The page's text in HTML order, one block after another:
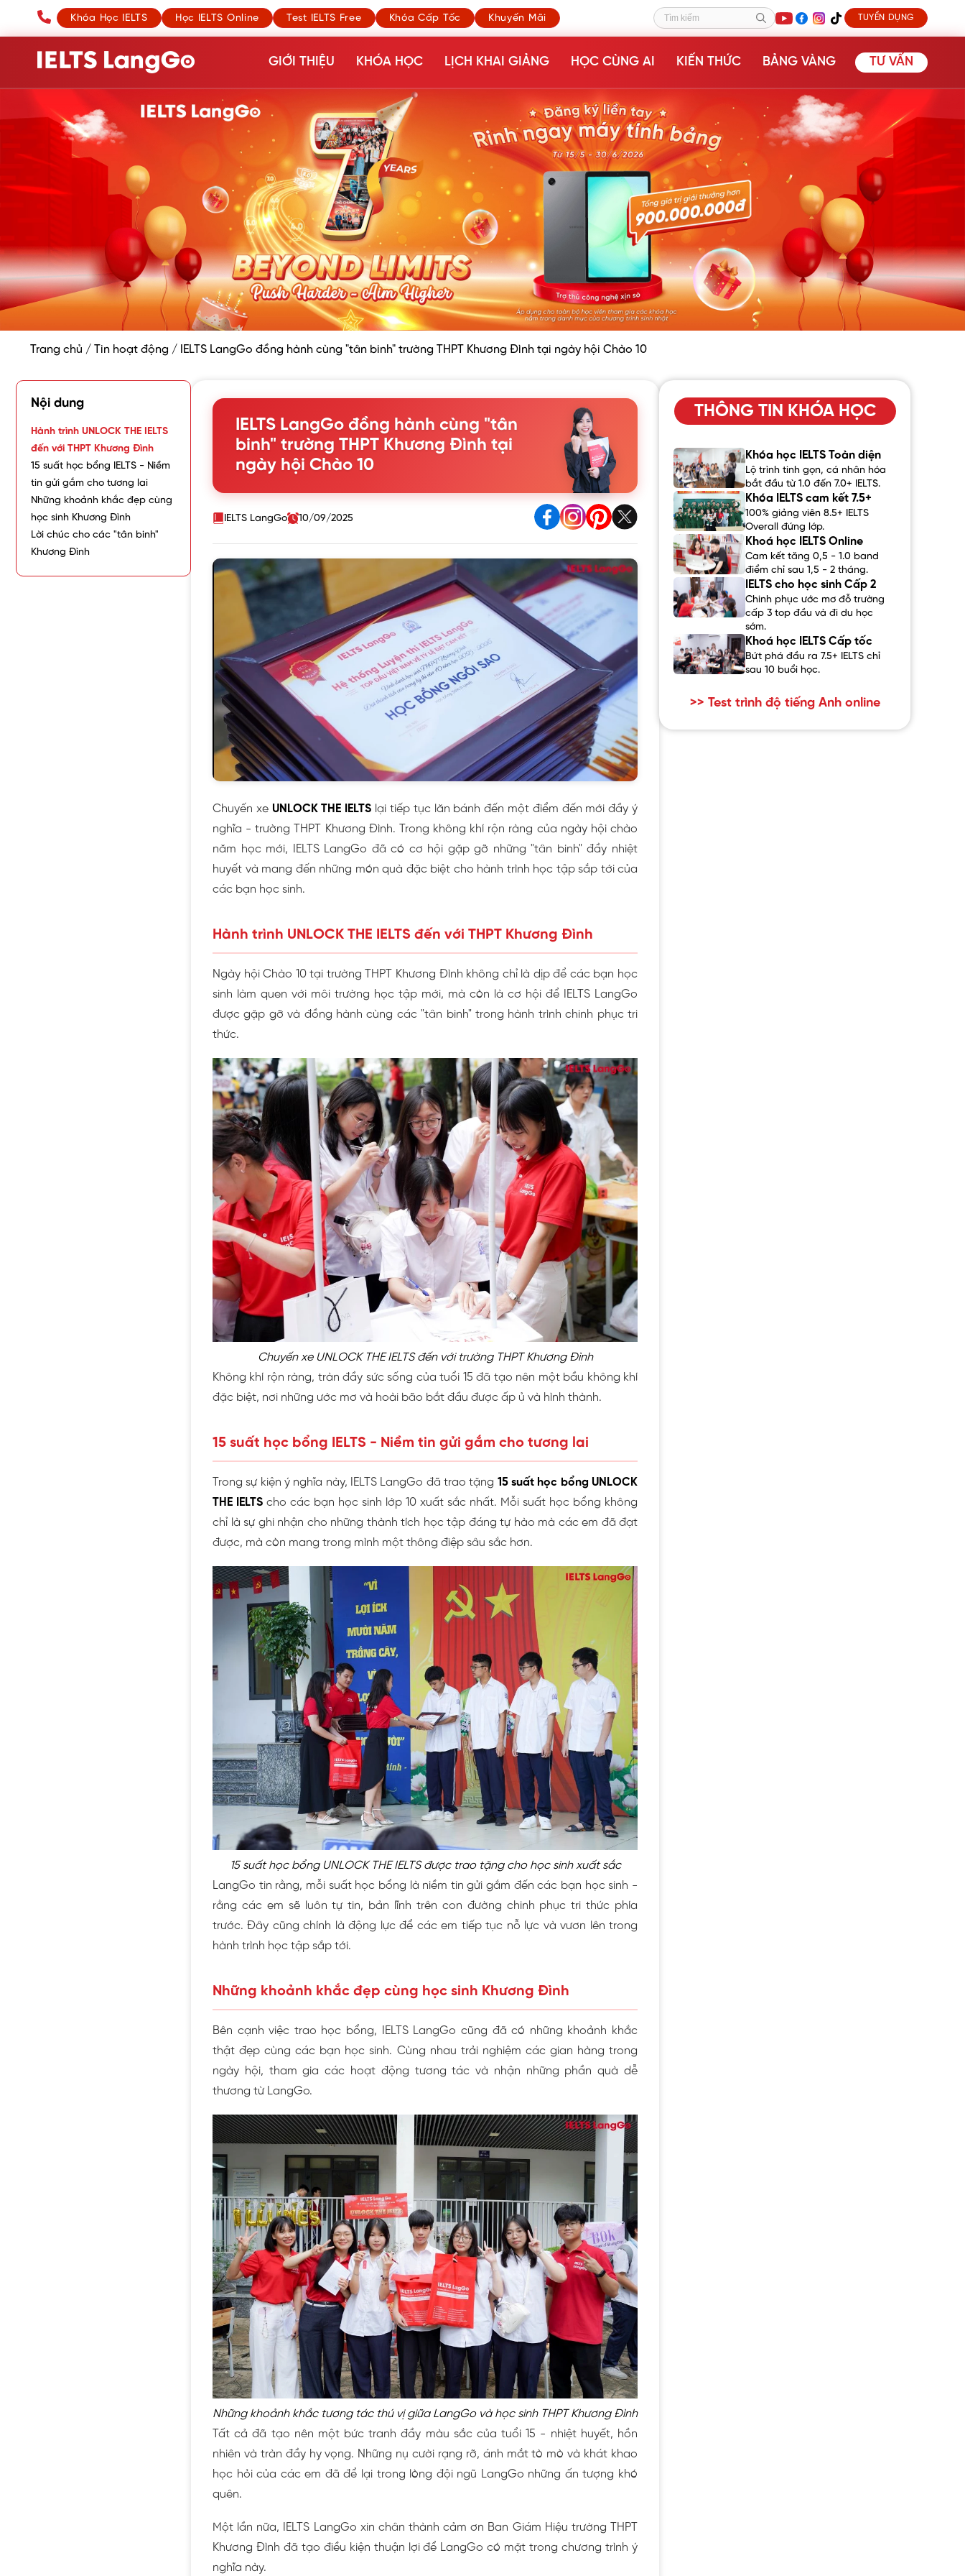
Khóa Học IELTS Học IELTS Online Test IELTS Free Khóa Cấp Tốc Khuyến Mãi Tìm kiếm TUYỂN DỤNG
GIỚI THIỆU KHÓA HỌC LỊCH KHAI GIẢNG HỌC CÙNG AI KIẾN THỨC BẢNG VÀNG TƯ VẤN
Trang chủ / Tin hoạt động / IELTS LangGo đồng hành cùng "tân binh" trường THPT Khương Đình tại ngày hội Chào 10
Nội dung
Hành trình UNLOCK THE IELTS
đến với THPT Khương Đình
15 suất học bổng IELTS - Niềm
tin gửi gắm cho tương lai
Những khoảnh khắc đẹp cùng
học sinh Khương Đình
Lời chúc cho các "tân binh"
Khương Đình
IELTS LangGo đồng hành cùng "tân
binh" trường THPT Khương Đình tại
ngày hội Chào 10
IELTS LangGo 10/09/2025
Chuyến xe UNLOCK THE IELTS lại tiếp tục lăn bánh đến một điểm đến mới đầy ý
nghĩa - trường THPT Khương Đình. Trong không khí rộn ràng của ngày hội chào
năm học mới, IELTS LangGo đã có cơ hội gặp gỡ những "tân binh" đầy nhiệt
huyết và mang đến những món quà đặc biệt cho hành trình học tập sắp tới của
các bạn học sinh.
Hành trình UNLOCK THE IELTS đến với THPT Khương Đình
Ngày hội Chào 10 tại trường THPT Khương Đình không chỉ là dịp để các bạn học
sinh làm quen với môi trường học tập mới, mà còn là cơ hội để IELTS LangGo
được gặp gỡ và đồng hành cùng các "tân binh" trong hành trình chinh phục tri
thức.
Chuyến xe UNLOCK THE IELTS đến với trường THPT Khương Đình
Không khí rộn ràng, tràn đầy sức sống của tuổi 15 đã tạo nên một bầu không khí
đặc biệt, nơi những ước mơ và hoài bão bắt đầu được ấp ủ và hình thành.
15 suất học bổng IELTS - Niềm tin gửi gắm cho tương lai
Trong sự kiện ý nghĩa này, IELTS LangGo đã trao tặng 15 suất học bổng UNLOCK
THE IELTS cho các bạn học sinh lớp 10 xuất sắc nhất. Mỗi suất học bổng không
chỉ là sự ghi nhận cho những thành tích học tập đáng tự hào mà các em đã đạt
được, mà còn mang trong mình một thông điệp sâu sắc hơn.
15 suất học bổng UNLOCK THE IELTS được trao tặng cho học sinh xuất sắc
LangGo tin rằng, mỗi suất học bổng là niềm tin gửi gắm đến các bạn học sinh -
rằng các em sẽ luôn tự tin, bản lĩnh trên con đường chinh phục tri thức phía
trước. Đây cũng chính là động lực để các em tiếp tục nỗ lực và vươn lên trong
hành trình học tập sắp tới.
Những khoảnh khắc đẹp cùng học sinh Khương Đình
Bên cạnh việc trao học bổng, IELTS LangGo cũng đã có những khoảnh khắc
thật đẹp cùng các bạn học sinh. Cùng nhau trải nghiệm các gian hàng trong
ngày hội, tham gia các hoạt động tương tác và nhận những phần quà dễ
thương từ LangGo.
Những khoảnh khắc tương tác thú vị giữa LangGo và học sinh THPT Khương Đình
Tất cả đã tạo nên một bức tranh đầy màu sắc của tuổi 15 - nhiệt huyết, hồn
nhiên và tràn đầy hy vọng. Những nụ cười rạng rỡ, ánh mắt tò mò và khát khao
học hỏi của các em đã để lại trong lòng đội ngũ LangGo những ấn tượng khó
quên.
Một lần nữa, IELTS LangGo xin chân thành cảm ơn Ban Giám Hiệu trường THPT
Khương Đình đã tạo điều kiện thuận lợi để LangGo có mặt trong chương trình ý
nghĩa này.
THÔNG TIN KHÓA HỌC
Khóa học IELTS Toàn diện
Lộ trình tinh gọn, cá nhân hóa
bắt đầu từ 1.0 đến 7.0+ IELTS.
Khóa IELTS cam kết 7.5+
100% giảng viên 8.5+ IELTS
Overall đứng lớp.
Khoá học IELTS Online
Cam kết tăng 0,5 - 1.0 band
điểm chỉ sau 1,5 - 2 tháng.
IELTS cho học sinh Cấp 2
Chinh phục ước mơ đỗ trường
cấp 3 top đầu và đi du học
sớm.
Khoá học IELTS Cấp tốc
Bứt phá đầu ra 7.5+ IELTS chỉ
sau 10 buổi học.
>> Test trình độ tiếng Anh online